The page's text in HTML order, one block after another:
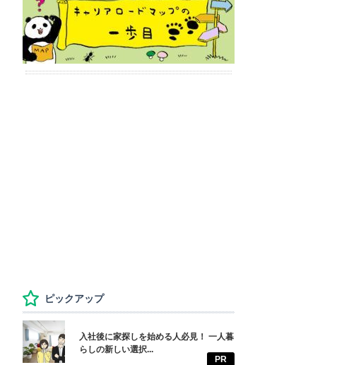
ピックアップ
入社後に家探しを始める人必見！ 一人暮
らしの新しい選択...
PR